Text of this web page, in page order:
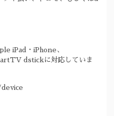
iPad・iPhone、
dstickに対応していま